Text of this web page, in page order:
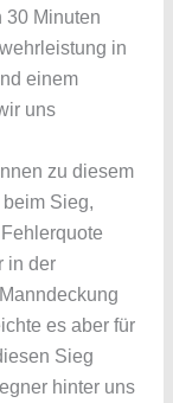
30 Minuten
in
einem
uns
zu diesem
Sieg,
in der
es aber für
Sieg
hinter uns